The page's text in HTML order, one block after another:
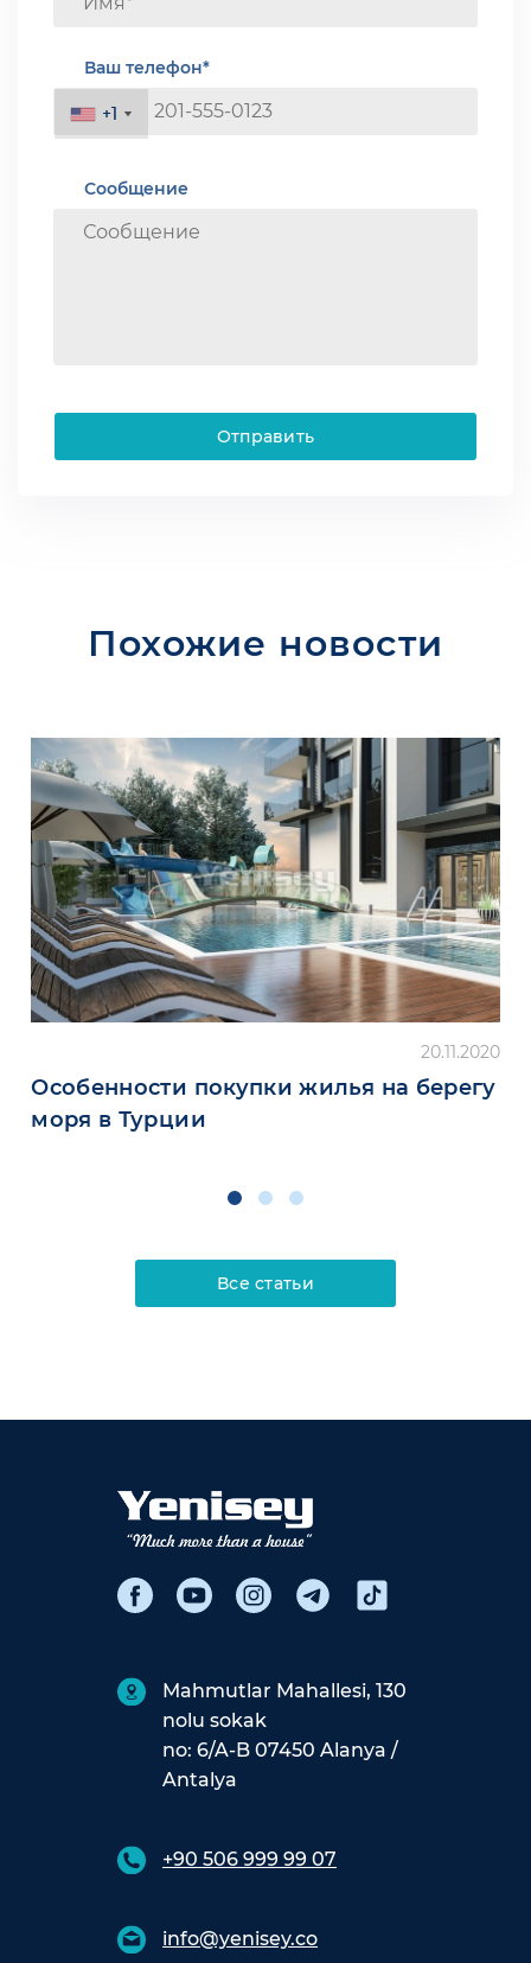
Ваш телефон*
+1
+1
Сообщение
Отправить
Похожие новости
20.11.2020
Особенности покупки жилья на берегу
моря в Турции
Все статьи
Mahmutlar Mahallesi, 130
nolu sokak
no: 6/A-B 07450 Alanya /
Antalya
+90 506 999 99 07
info@yenisey.co